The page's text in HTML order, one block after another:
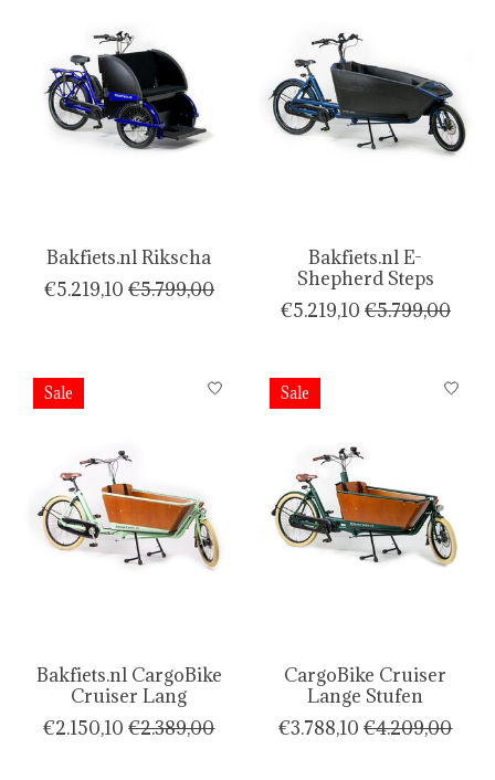
Bakfiets.nl Rikscha
€5.219,10 €5.799,00
Bakfiets.nl E-
Shepherd Steps
€5.219,10 €5.799,00
Sale
Bakfiets.nl CargoBike
Cruiser Lang
€2.150,10 €2.389,00
Sale
CargoBike Cruiser
Lange Stufen
€3.788,10 €4.209,00